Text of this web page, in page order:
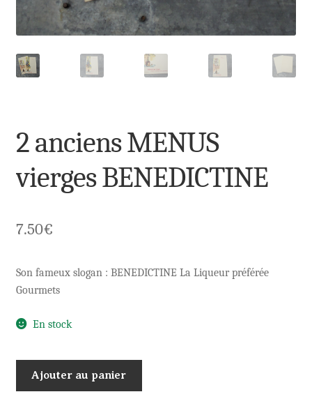
2 anciens MENUS
vierges BENEDICTINE
7.50€
Son fameux slogan : BENEDICTINE La Liqueur préférée
Gourmets
En stock
Ajouter au panier